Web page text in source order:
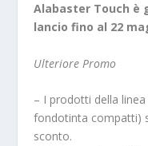
Alabaster Touch è
lancio fino al 22
Ulteriore Promo
– I prodotti della
fondotinta compatti)
sconto.